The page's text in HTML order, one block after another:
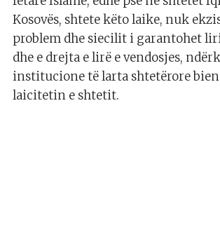
Kosovës, shtete këto laike, nuk
problem dhe siecilit i garantohet
dhe e drejta e lirë e vendosjes,
institucione të larta shtetërore
laicitetin e shtetit.